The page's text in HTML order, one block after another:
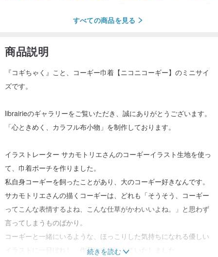
すべての商品を見る
商品説明
『コギちゃく』こと、コーギー巾着【ニコニコーギー】のミニサイ
ズです。
librairieのギャラリーをご覧いただき、誠にありがとうございます。
「心ときめく、カラフル布小物」を制作しております。
イラストレーター サカモトリエさんのコーギーイラスト生地を使っ
て、巾着ポーチを作りました。
私自身コーギーを飼ったことがあり、大のコーギー好きなんです。
サカモトリエさんの描くコーギーは、どれも「そうそう、コーギー
ってこんな表情するよね、こんな仕草がかわいいよね。」と思わず
言ってしまうものばかり。
コーギーと一緒にいるような、ほっこりした気持ちになれる優しい
イラストに一目ぼれし、作品にすることにいたしました。
続きを読む